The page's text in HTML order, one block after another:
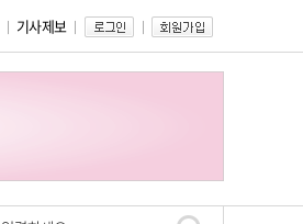
기사제보